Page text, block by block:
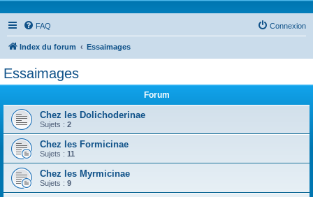
FAQ Connexion
Index du forum Essaimages
Essaimages
Forum
Chez les Dolichoderinae
Sujets : 2
Chez les Formicinae
Sujets : 11
Chez les Myrmicinae
Sujets : 9